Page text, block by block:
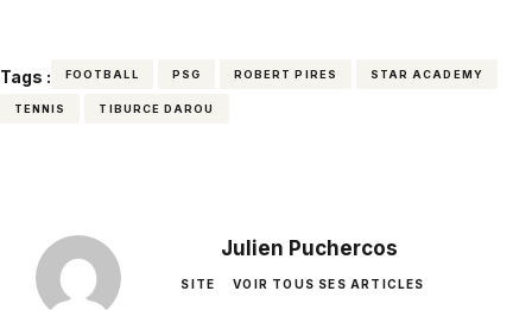
Tags : FOOTBALL PSG ROBERT PIRES STAR ACADEMY
TENNIS TIBURCE DAROU
Julien Puchercos
SITE VOIR TOUS SES ARTICLES